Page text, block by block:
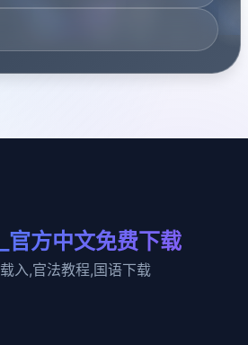
官方中文免费下载
入,官法教程,国语下载